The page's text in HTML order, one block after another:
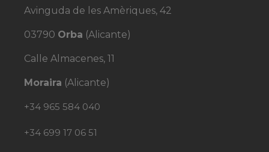
Avinguda de les Amèriques, 42
03790 Orba (Alicante)
Calle Almacenes, 11
Moraira (Alicante)
+34 965 584 040
+34 699 17 06 51